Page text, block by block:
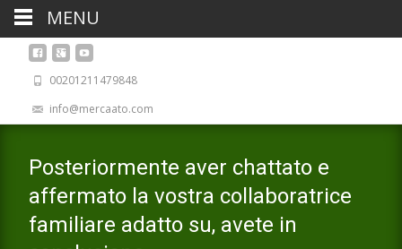
00201211479848
info@mercaato.com
Posteriormente aver chattato e
affermato la vostra collaboratrice
familiare adatto su, avete in
MENU